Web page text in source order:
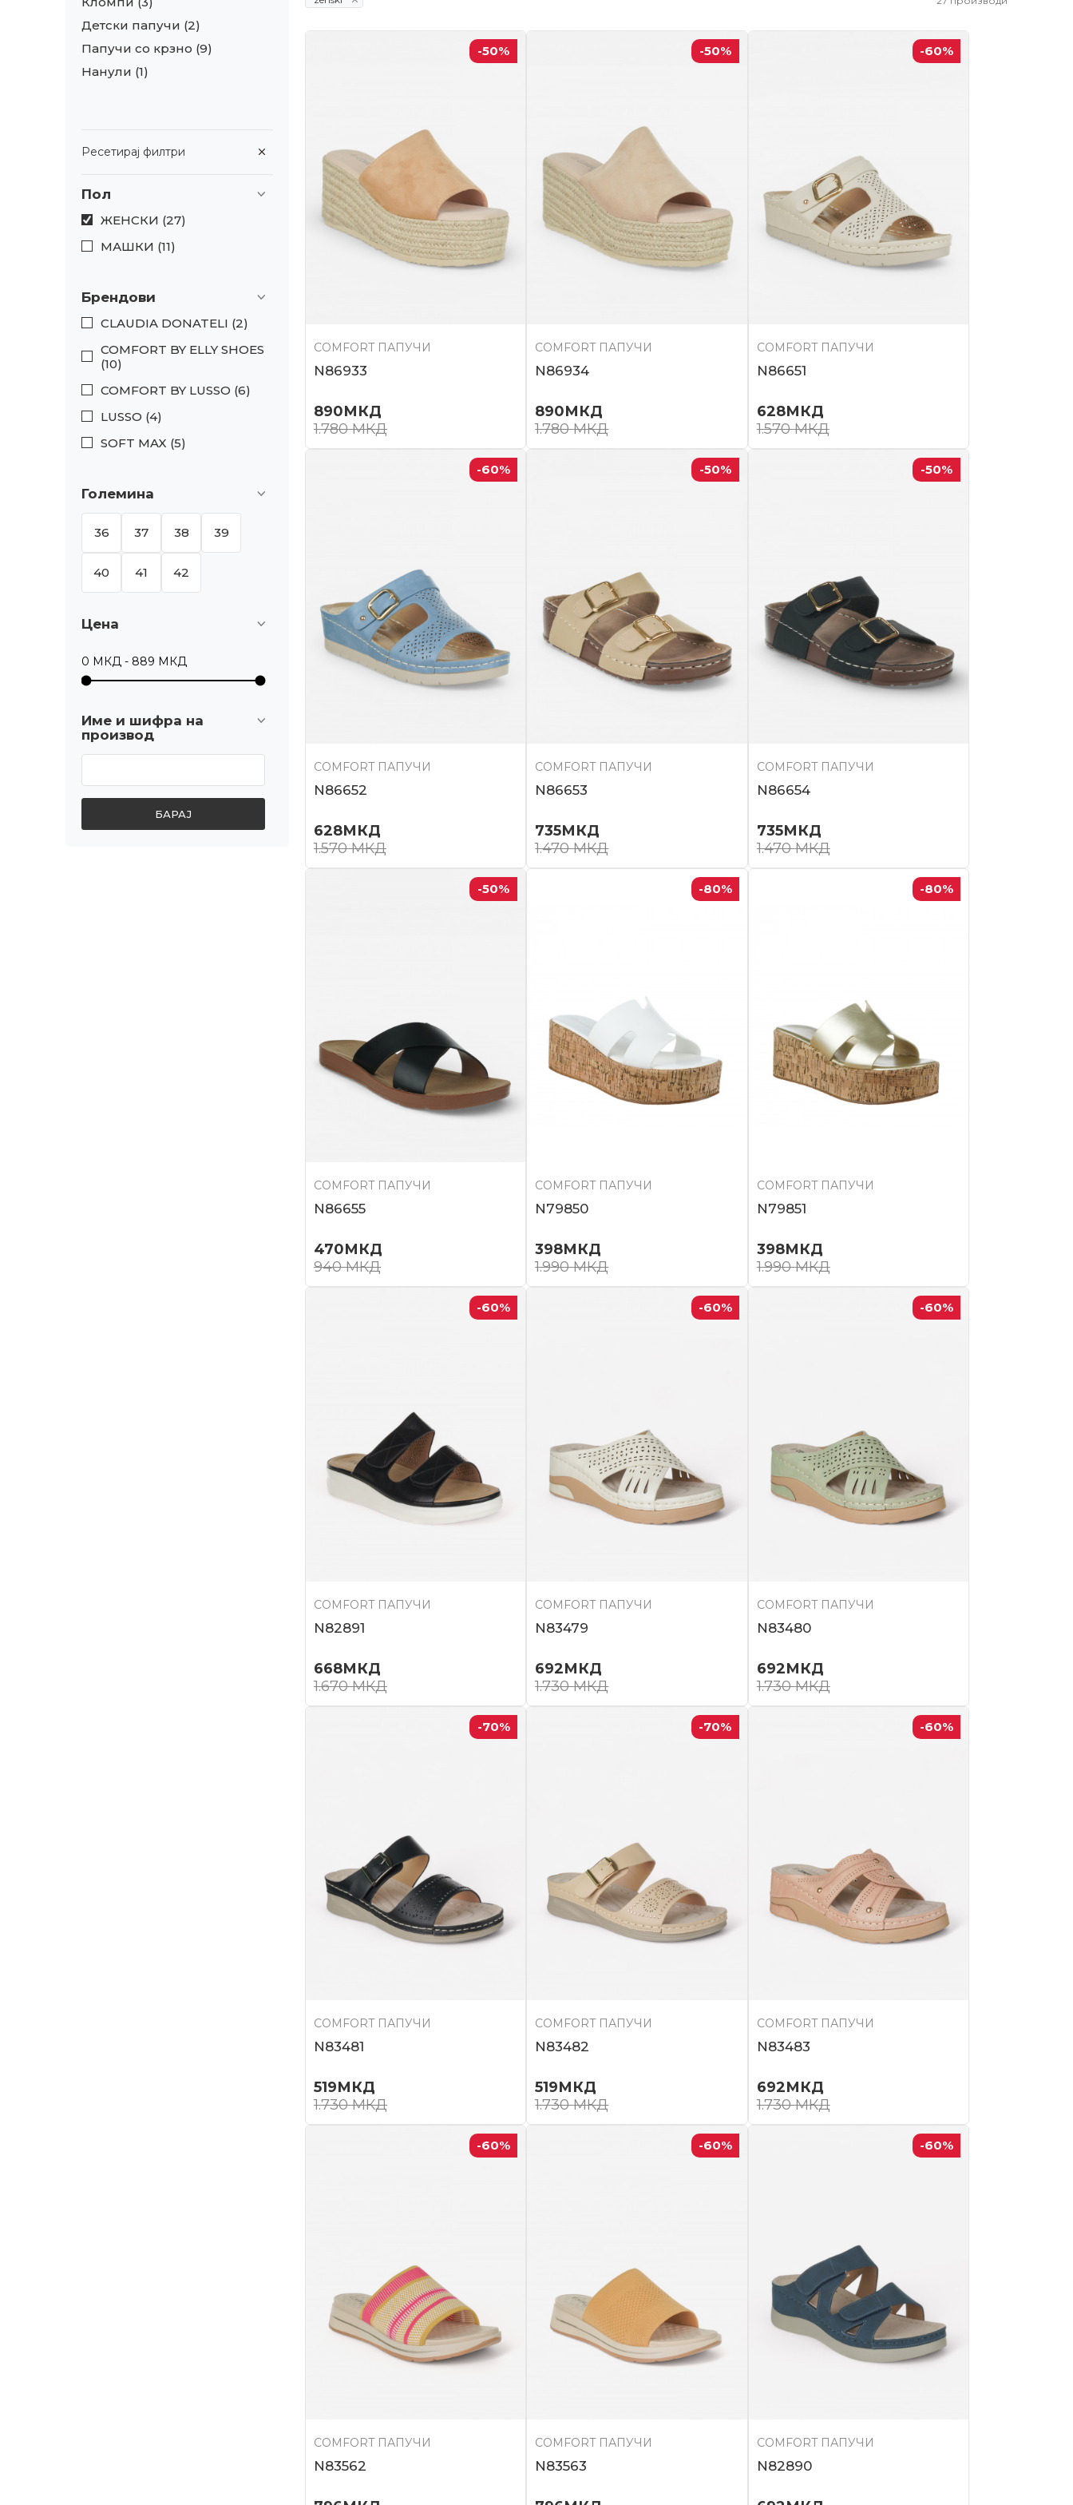
Детски папучи (2)
Папучи со крзно (9)
Нанули (1)
Ресетирај филтри
Пол
ЖЕНСКИ (27)
МАШКИ (11)
Брендови
CLAUDIA DONATELI (2)
COMFORT BY ELLY SHOES
(10)
COMFORT BY LUSSO (6)
LUSSO (4)
SOFT MAX (5)
Големина
36 37 38 39
40 41 42
Цена
Име и шифра на
производ
БАРАЈ
-50%
COMFORT ПАПУЧИ
N86933
890МКД
1.780МКД
-50%
COMFORT ПАПУЧИ
N86934
890МКД
1.780МКД
-60%
COMFORT ПАПУЧИ
N86651
628МКД
1.570МКД
-60%
COMFORT ПАПУЧИ
N86652
628МКД
1.570МКД
-50%
COMFORT ПАПУЧИ
N86653
735МКД
1.470МКД
-50%
COMFORT ПАПУЧИ
N86654
735МКД
1.470МКД
-50%
COMFORT ПАПУЧИ
N86655
470МКД
940МКД
-80%
COMFORT ПАПУЧИ
N79850
398МКД
1.990МКД
-80%
COMFORT ПАПУЧИ
N79851
398МКД
1.990МКД
-60%
COMFORT ПАПУЧИ
N82891
668МКД
1.670МКД
-60%
COMFORT ПАПУЧИ
N83479
692МКД
1.730МКД
-60%
COMFORT ПАПУЧИ
N83480
692МКД
1.730МКД
-70%
COMFORT ПАПУЧИ
N83481
519МКД
1.730МКД
-70%
COMFORT ПАПУЧИ
N83482
519МКД
1.730МКД
-60%
COMFORT ПАПУЧИ
N83483
692МКД
1.730МКД
-60%
COMFORT ПАПУЧИ
N83562
-60%
COMFORT ПАПУЧИ
N83563
-60%
COMFORT ПАПУЧИ
N82890